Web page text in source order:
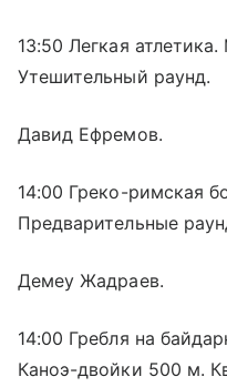
13:50 Легкая
Утешительный раунд.
Давид Ефремов.
14:00 Греко-римская
Предварительные
Демеу Жадраев.
14:00 Гребля на
Каноэ-двойки 500 м.